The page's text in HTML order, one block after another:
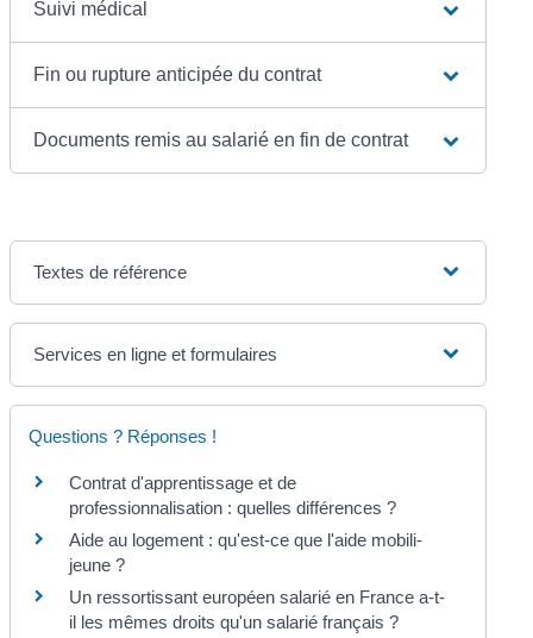
Suivi médical
Fin ou rupture anticipée du contrat
Documents remis au salarié en fin de contrat
Textes de référence
Services en ligne et formulaires
Questions ? Réponses !
Contrat d'apprentissage et de
professionnalisation : quelles différences ?
Aide au logement : qu'est-ce que l'aide mobili-
jeune ?
Un ressortissant européen salarié en France a-t-
il les mêmes droits qu'un salarié français ?